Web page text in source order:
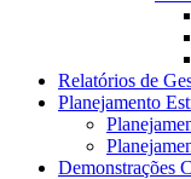
Relatórios de
Planejamento
Demonstrações